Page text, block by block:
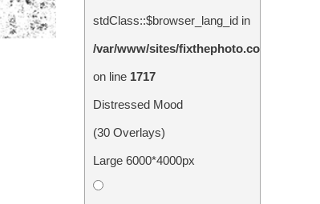
stdClass::$browser_lang_id in
/var/www/sites/fixthephoto.com/live/
on line 1717
Distressed Mood
(30 Overlays)
Large 6000*4000px